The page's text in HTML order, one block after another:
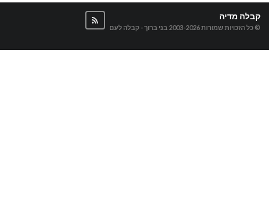
קבלה מדיה
© כל הזכויות שמורות 2003-2026 בני ברוך - קבלה לעם